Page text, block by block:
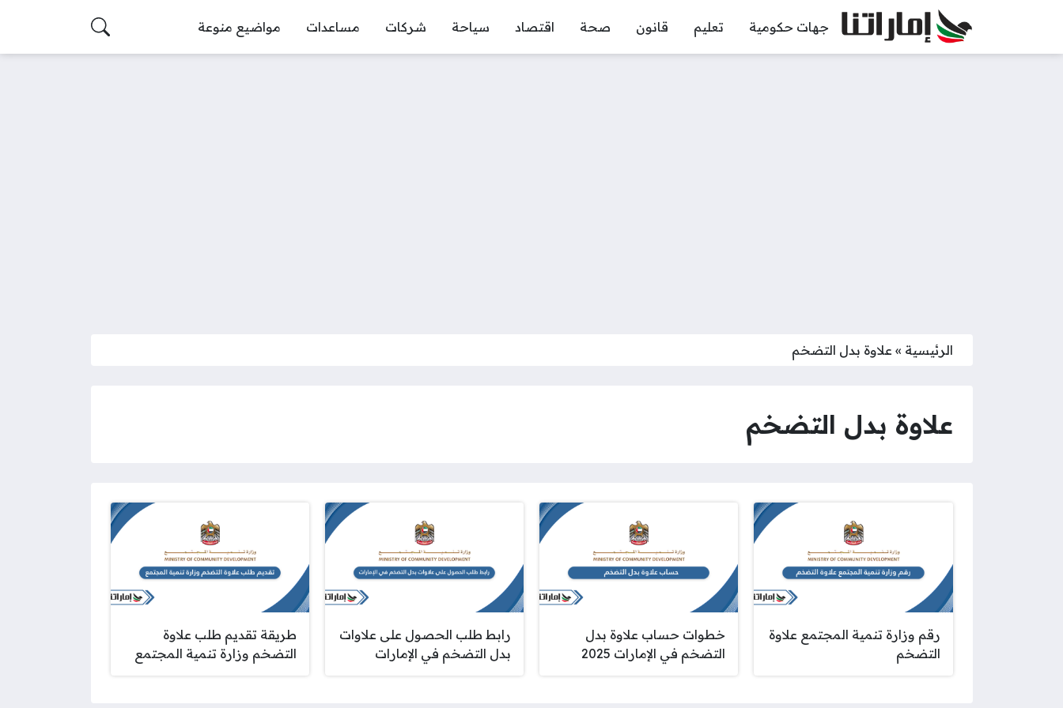
جهات حكومية تعليم قانون صحة اقتصاد سياحة شركات مساعدات مواضيع منوعة
الرئيسية » علاوة بدل التضخم
علاوة بدل التضخم
رقم وزارة تنمية المجتمع علاوة
التضخم
خطوات حساب علاوة بدل
التضخم في الإمارات 2025
رابط طلب الحصول على علاوات
بدل التضخم في الإمارات
طريقة تقديم طلب علاوة
التضخم وزارة تنمية المجتمع